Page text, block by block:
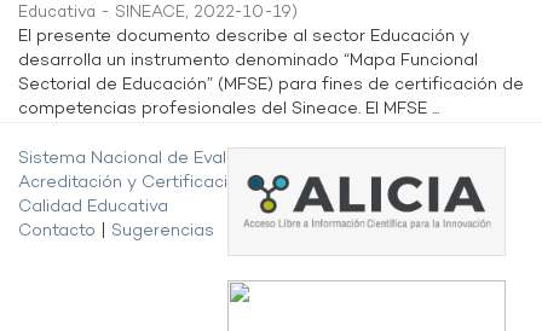
Educativa - SINEACE, 2022-10-19)
El presente documento describe al sector Educación y
desarrolla un instrumento denominado “Mapa Funcional
Sectorial de Educación” (MFSE) para fines de certificación de
competencias profesionales del Sineace. El MFSE ...
Sistema Nacional de Evaluación,
Acreditación y Certificación de la
Calidad Educativa
Contacto
Sugerencias